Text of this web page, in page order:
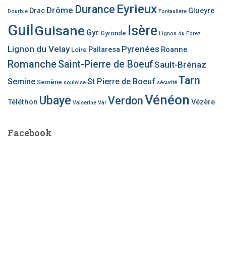
Dourbie Drac Drôme Durance Eyrieux Fontaulière Glueyre
GuilGuisane Gyr Gyronde Isère Lignon du Forez
Lignon du Velay Loire Pallaresa Pyrenées Roanne
RomancheSaint-Pierre de BoeufSault-Brénaz
Semine Semène souloise St Pierre de Boeuf sécurité Tarn
Téléthon Ubaye Valserine Var VerdonVénéon Vézère
Facebook